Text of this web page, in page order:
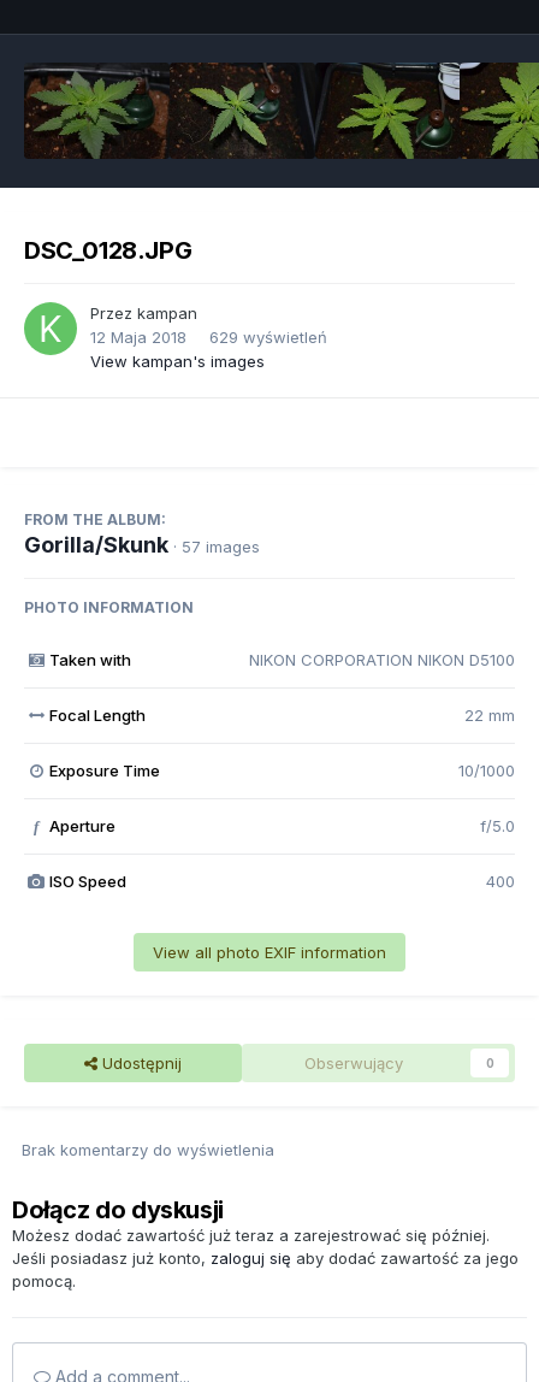
DSC_0128.JPG
Przez kampan
12 Maja 2018
629 wyświetleń
View kampan's images
FROM THE ALBUM:
Gorilla/Skunk · 57 images
PHOTO INFORMATION
Taken with NIKON CORPORATION NIKON D5100
Focal Length 22 mm
Exposure Time 10/1000
f Aperture f/5.0
ISO Speed 400
View all photo EXIF information
Udostępnij Obserwujący 0
Brak komentarzy do wyświetlenia
Dołącz do dyskusji
Możesz dodać zawartość już teraz a zarejestrować się później.
Jeśli posiadasz już konto, zaloguj się aby dodać zawartość za jego
pomocą.
Add a comment...